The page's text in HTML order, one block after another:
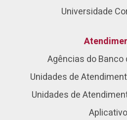
Universidade
Agências do Banco
Unidades de
Unidades de